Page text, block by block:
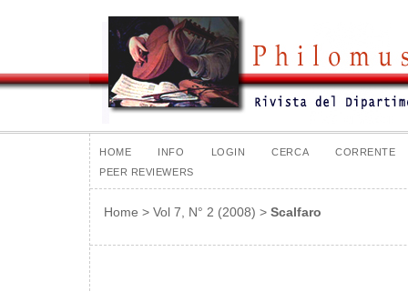
HOME INFO LOGIN CERCA
CORRENTE
PEER REVIEWERS
Home > Vol 7, N° 2 (2008) > Scalfaro